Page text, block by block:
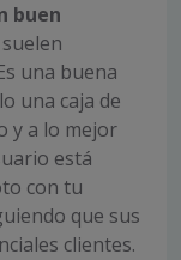
buen
una buena
una caja de
y a lo mejor
está
con tu
que sus
clientes.